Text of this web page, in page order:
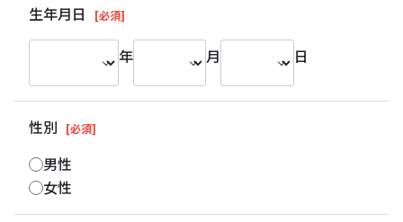
生年月日 [必須]
年 月 日
性別 [必須]
男性
女性